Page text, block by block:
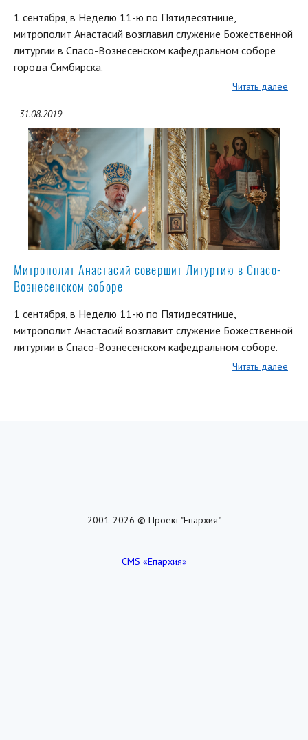
1 сентября, в Неделю 11-ю по Пятидесятнице,
митрополит Анастасий возглавил служение Божественной
литургии в Спасо-Вознесенском кафедральном соборе
города Симбирска.
Читать далее
31.08.2019
Митрополит Анастасий совершит Литургию в Спасо-
Вознесенском соборе
1 сентября, в Неделю 11-ю по Пятидесятнице,
митрополит Анастасий возглавит служение Божественной
литургии в Спасо-Вознесенском кафедральном соборе.
Читать далее
2001-2026 © Проект "Епархия"
CMS «Епархия»